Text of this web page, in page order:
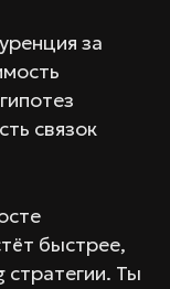
за
связок
быстрее,
Ты